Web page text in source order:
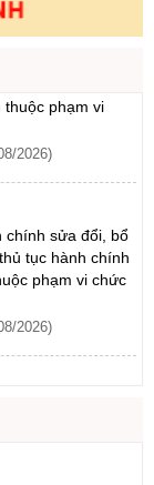
chính được sửa
trong lĩnh
phạm vi
2026)
sửa đổi, bổ
tục hành chính
phạm vi chức
2026)
vực đăng ký
phạm vi chức